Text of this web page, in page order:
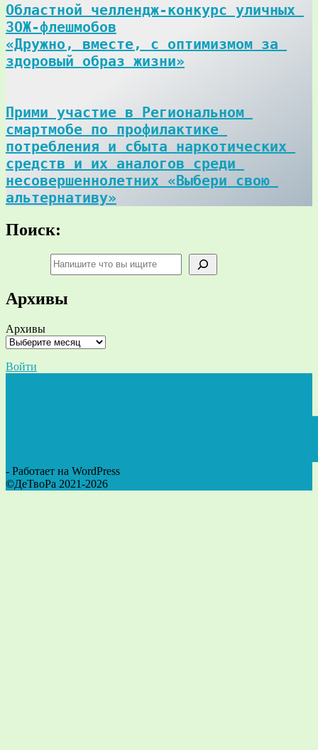
Областной челлендж-конкурс уличных
ЗОЖ-флешмобов
«Дружно, вместе, с оптимизмом за
здоровый образ жизни»
Прими участие в Региональном
смартмобе по профилактике
потребления и сбыта наркотических
средств и их аналогов среди
несовершеннолетних «Выбери свою
альтернативу»
Поиск:
Архивы
Архивы
Войти
- Работает на WordPress
©ДеТвоРа 2021-2026